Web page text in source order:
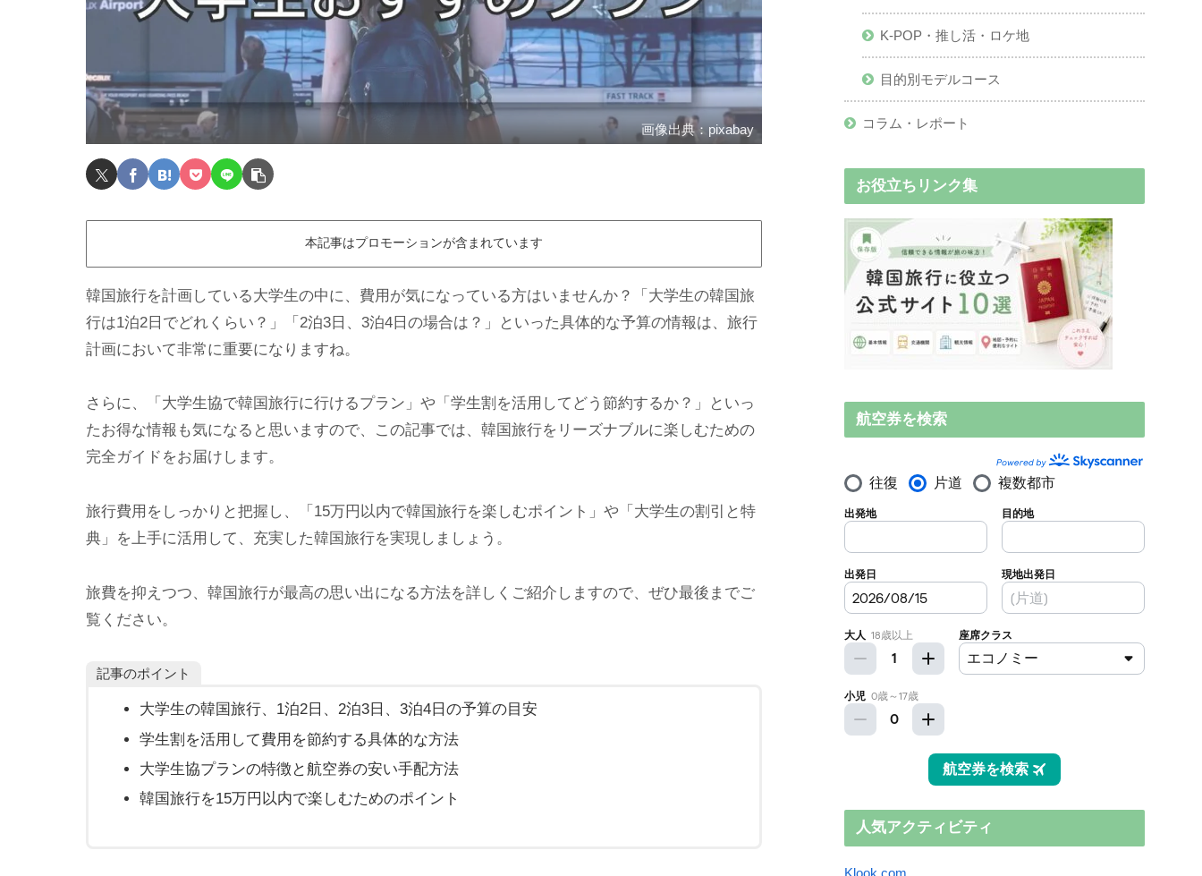
画像出典：pixabay
本記事はプロモーションが含まれています
韓国旅行を計画している大学生の中に、費用が気になっている方はいませんか？「大学生の韓国旅
行は1泊2日でどれくらい？」「2泊3日、3泊4日の場合は？」といった具体的な予算の情報は、旅行
計画において非常に重要になりますね。
さらに、「大学生協で韓国旅行に行けるプラン」や「学生割を活用してどう節約するか？」といっ
たお得な情報も気になると思いますので、この記事では、韓国旅行をリーズナブルに楽しむための
完全ガイドをお届けします。
旅行費用をしっかりと把握し、「15万円以内で韓国旅行を楽しむポイント」や「大学生の割引と特
典」を上手に活用して、充実した韓国旅行を実現しましょう。
旅費を抑えつつ、韓国旅行が最高の思い出になる方法を詳しくご紹介しますので、ぜひ最後までご
覧ください。
記事のポイント
大学生の韓国旅行、1泊2日、2泊3日、3泊4日の予算の目安
学生割を活用して費用を節約する具体的な方法
大学生協プランの特徴と航空券の安い手配方法
韓国旅行を15万円以内で楽しむためのポイント
K-POP・推し活・ロケ地
目的別モデルコース
コラム・レポート
お役立ちリンク集
航空券を検索
人気アクティビティ
Klook.com